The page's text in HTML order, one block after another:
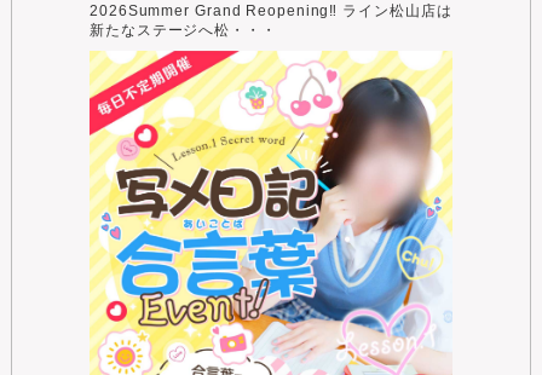
2026Summer Grand Reopening‼ ライン松山店は
新たなステージへ松・・・